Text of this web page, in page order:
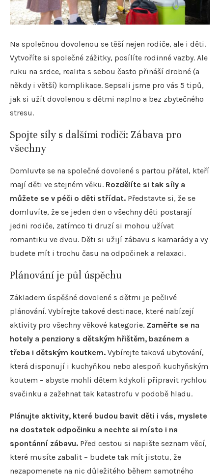
Na společnou dovolenou se těší nejen rodiče, ale i děti.
Vytvoříte si společné zážitky, posílíte rodinné vazby. Ale
ruku na srdce, realita s sebou často přináší drobné (a
někdy i větší) komplikace. Sepsali jsme pro vás 5 tipů,
jak si užít dovolenou s dětmi naplno a bez zbytečného
stresu.
Spojte síly s dalšími rodiči: Zábava pro
všechny
Domluvte se na společné dovolené s partou přátel, kteří
mají děti ve stejném věku. Rozdělíte si tak síly a
můžete se v péči o děti střídat. Představte si, že se
domluvíte, že se jeden den o všechny děti postarají
jedni rodiče, zatímco ti druzí si mohou užívat
romantiku ve dvou. Děti si užijí zábavu s kamarády a vy
budete mít i trochu času na odpočinek a relaxaci.
Plánování je půl úspěchu
Základem úspěšné dovolené s dětmi je pečlivé
plánování. Vybírejte takové destinace, které nabízejí
aktivity pro všechny věkové kategorie. Zaměřte se na
hotely a penziony s dětským hřištěm, bazénem a
třeba i dětským koutkem. Vybírejte taková ubytování,
která disponují i kuchyňkou nebo alespoň kuchyňským
koutem – abyste mohli dětem kdykoli připravit rychlou
svačinku a zažehnat tak katastrofu v podobě hladu.
Plánujte aktivity, které budou bavit děti i vás, myslete
na dostatek odpočinku a nechte si místo i na
spontánní zábavu. Před cestou si napište seznam věcí,
které musíte zabalit – budete tak mít jistotu, že
nezapomenete na nic důležitého během samotného